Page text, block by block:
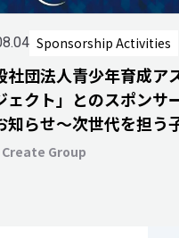
Sponsorship Activities
社団法人青少年育成ア
ェクト」とのスポンサ
知らせ～次世代を担う
ポーツを通じて輝ける
Group